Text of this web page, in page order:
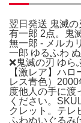
翌日発送 鬼滅
有一郎 2点。鬼
無一郎 - メルカ
一郎 ゆるふわ
❌鬼滅の刃 ゆら
【激レア】ハ
レス青色）
度他人の手に渡
ください。
クレット。テレ
ふわぬいぐるみ